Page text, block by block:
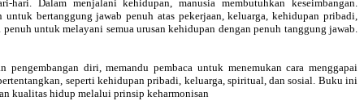
Dalam menjalani kehidupan, manusia membutuhkan keseimbangan.
bertanggung jawab penuh atas pekerjaan, keluarga, kehidupan pribadi,
untuk melayani semua urusan kehidupan dengan penuh tanggung jawab.
diri, memandu pembaca untuk menemukan cara menggapai
seperti kehidupan pribadi, keluarga, spiritual, dan sosial. Buku ini
kualitas hidup melalui prinsip keharmonisan